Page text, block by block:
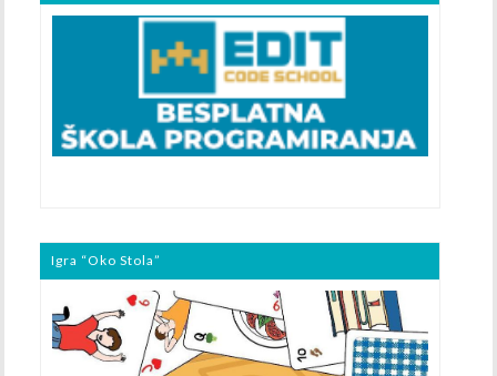
Igra “Oko Stola”